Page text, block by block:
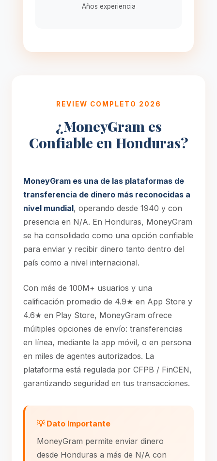
Años experiencia
REVIEW COMPLETO 2026
¿MoneyGram es
Confiable en Honduras?
MoneyGram es una de las plataformas de
transferencia de dinero más reconocidas a
nivel mundial, operando desde 1940 y con
presencia en N/A. En Honduras, MoneyGram
se ha consolidado como una opción confiable
para enviar y recibir dinero tanto dentro del
país como a nivel internacional.
Con más de 100M+ usuarios y una
calificación promedio de 4.9★ en App Store y
4.6★ en Play Store, MoneyGram ofrece
múltiples opciones de envío: transferencias
en línea, mediante la app móvil, o en persona
en miles de agentes autorizados. La
plataforma está regulada por CFPB / FinCEN,
garantizando seguridad en tus transacciones.
💡 Dato Importante
MoneyGram permite enviar dinero
desde Honduras a más de N/A con